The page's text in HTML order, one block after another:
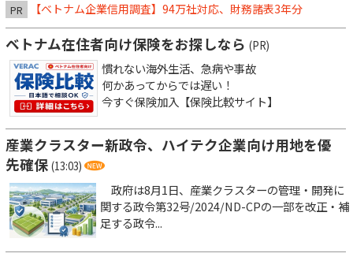
PR 【ベトナム企業信用調査】94万社対応、財務諸表3年分
ベトナム在住者向け保険をお探しなら (PR)
慣れない海外生活、急病や事故
何かあってからでは遅い！
今すぐ保険加入【保険比較サイト】
産業クラスター新政令、ハイテク企業向け用地を優
先確保 (13:03)
政府は8月1日、産業クラスターの管理・開発に
関する政令第32号/2024/ND-CPの一部を改正・補
足する政令...